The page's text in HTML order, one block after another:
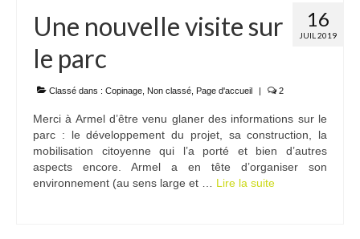
Exploitation
THEMATIQUES
Energie
Déchets
Ramassages citoyens de déchets
Mobilité
16
JUIL 2019
Une nouvelle visite sur
le parc
Classé dans : Copinage Non classé Page d'accueil | 2
Merci à Armel d’être venu glaner des informations sur le
parc : le développement du projet, sa construction, la
mobilisation citoyenne qui l’a porté et bien d’autres
aspects encore. Armel a en tête d’organiser son
environnement (au sens large et … Lire la suite­­